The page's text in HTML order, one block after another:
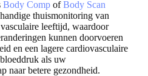
Body Comp ofBody Scan
thuismonitoring van
leeftijd, waardoor
kunnen doorvoeren
en een lagere cardiovasculaire
als uw
naar betere gezondheid.